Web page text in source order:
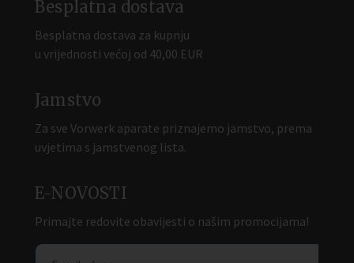
Besplatna dostava
Besplatna dostava za kupnju
u vrijednosti većoj od 40,00 EUR
Jamstvo
Za sve Vorwerk aparate priznajemo jamstvo, prema
uvjetima s jamstvenog lista.
E-NOVOSTI
Primajte redovite obavijesti o našim promocijama!